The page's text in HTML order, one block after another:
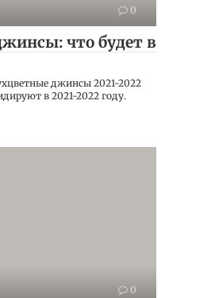
0
что будет в
джинсы 2021-2022
в 2021-2022 году.
0